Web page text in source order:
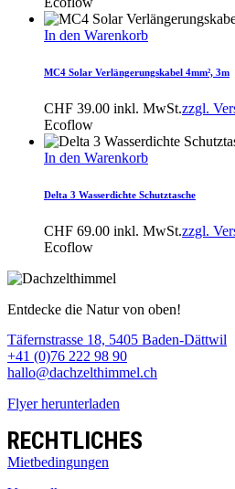
In den Warenkorb
MC4 Solar Verlängerungskabel 4mm², 3m
CHF 39.00 inkl. MwSt.zzgl.
Ecoflow
In den Warenkorb
Delta 3 Wasserdichte Schutztasche
CHF 69.00 inkl. MwSt.zzgl.
Ecoflow
Entdecke die Natur von oben!
Täfernstrasse 18, 5405 Baden-Dättwil
+41 (0)76 222 98 90
hallo@dachzelthimmel.ch
Flyer herunterladen
RECHTLICHES
Mietbedingungen